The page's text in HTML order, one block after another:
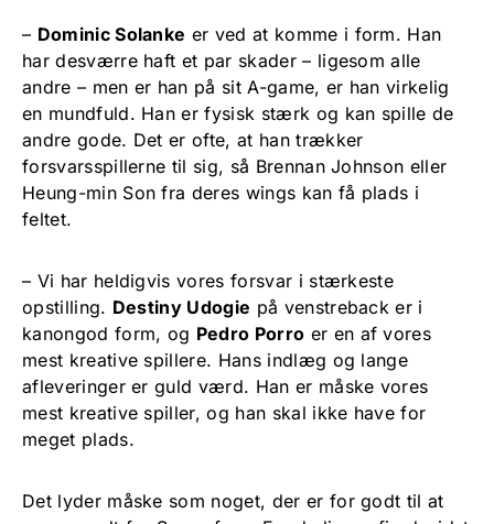
– Dominic Solanke er ved at komme i form. Han
har desværre haft et par skader – ligesom alle
andre – men er han på sit A-game, er han virkelig
en mundfuld. Han er fysisk stærk og kan spille de
andre gode. Det er ofte, at han trækker
forsvarsspillerne til sig, så Brennan Johnson eller
Heung-min Son fra deres wings kan få plads i
feltet.
– Vi har heldigvis vores forsvar i stærkeste
opstilling. Destiny Udogie på venstreback er i
kanongod form, og Pedro Porro er en af vores
mest kreative spillere. Hans indlæg og lange
afleveringer er guld værd. Han er måske vores
mest kreative spiller, og han skal ikke have for
meget plads.
Det lyder måske som noget, der er for godt til at